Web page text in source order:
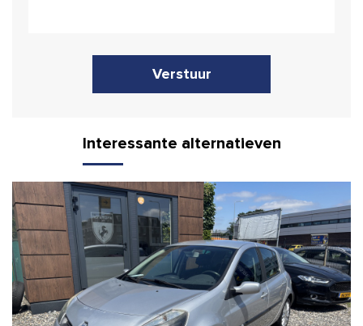
Verstuur
Interessante alternatieven